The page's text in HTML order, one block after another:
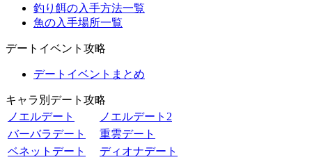
釣り餌の入手方法一覧
魚の入手場所一覧
デートイベント攻略
デートイベントまとめ
キャラ別デート攻略
ノエルデート
ノエルデート2
バーバラデート
重雲デート
ベネットデート
ディオナデート